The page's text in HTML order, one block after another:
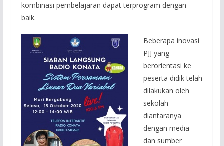
kombinasi pembelajaran dapat terprogram dengan
baik.
Beberapa inovasi
PJJ yang
berorientasi ke
peserta didik telah
dilakukan oleh
sekolah
diantaranya
dengan media
dan sumber